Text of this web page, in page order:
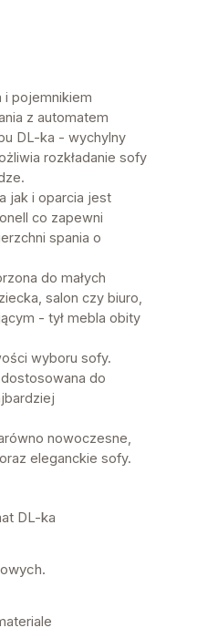
i pojemnikiem
z automatem
DL-ka - wychylny
rozkładanie sofy
jak i oparcia jest
co zapewni
spania o
do małych
salon czy biuro,
- tył mebla obity
wyboru sofy.
do
nowoczesne,
eleganckie sofy.
DL-ka